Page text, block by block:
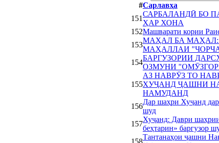
#Сарлавҳа
151
САРБАЛАНДӢ БО
ҲАР ХОНА
152Машварати кории
153
МАҲАЛ БА
МАҲАЛЛАИ
154
БАРГУЗОРИИ
ОЗМУНИ
155
АЗ НАВРӮЗ ТО
ХУҶАНД ҶАШНИ
НАМУДАНД
156
Дар шаҳри Хуҷанд
шуд
157
Хуҷанд: Даври
беҳтарин» баргузор
158
Тантанаҳои ҷашни